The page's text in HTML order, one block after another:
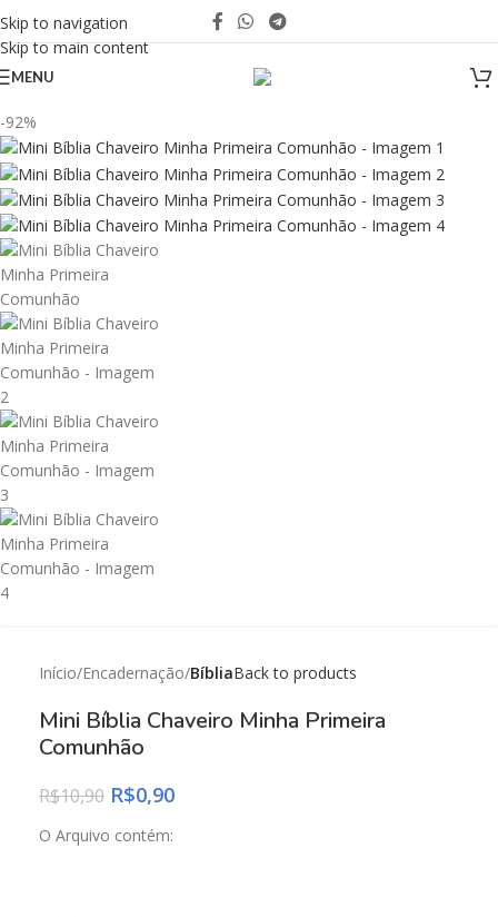
Skip to navigation
Skip to main content
MENU
-92%
Início Encadernação BíbliaBack to products
Mini Bíblia Chaveiro Minha Primeira
Comunhão
R$10,90 R$0,90
O Arquivo contém: